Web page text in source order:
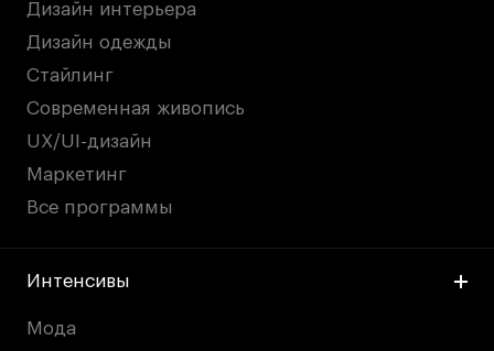
Дизайн интерьера
Дизайн одежды
Стайлинг
Современная живопись
UX/UI-дизайн
Маркетинг
Все программы
Интенсивы
Мода